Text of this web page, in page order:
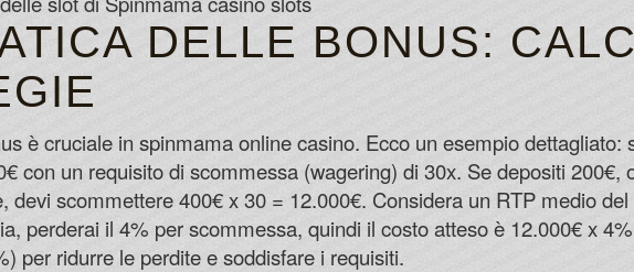
DELLE BONUS:
è cruciale in spinmama online casino. Ecco un esempio dettagliato:
con un requisito di scommessa (wagering) di 30x. Se depositi 200€,
devi scommettere 400€ x 30 = 12.000€. Considera un RTP medio
perderai il 4% per scommessa, quindi il costo atteso è 12.000€ x
per ridurre le perdite e soddisfare i requisiti.